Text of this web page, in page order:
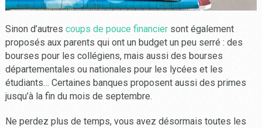
Sinon d’autres coups de pouce financiersont également
proposés aux parents qui ont un budget un peu serré : des
bourses pour les collégiens, mais aussi des bourses
départementales ou nationales pour les lycées et les
étudiants… Certaines banques proposent aussi des primes
jusqu’à la fin du mois de septembre.
Ne perdez plus de temps, vous avez désormais toutes les